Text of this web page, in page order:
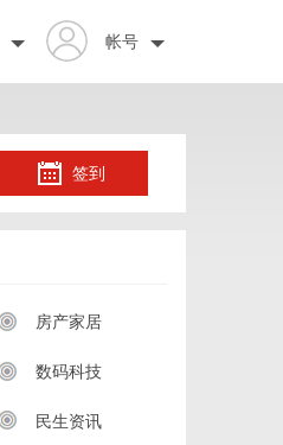
帐号
签到
房产家居
数码科技
民生资讯